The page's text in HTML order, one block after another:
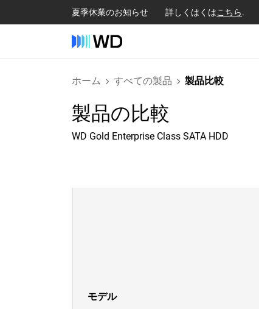
夏季休業のお知らせ 詳しくはくはこちら.
ホーム すべての製品 製品比較
製品の比較
WD Gold Enterprise Class SATA HDD
モデル